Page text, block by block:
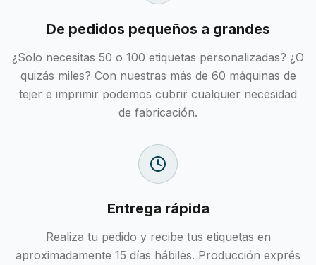
De pedidos pequeños a grandes
¿Solo necesitas 50 o 100 etiquetas personalizadas? ¿O
quizás miles? Con nuestras más de 60 máquinas de
tejer e imprimir podemos cubrir cualquier necesidad
de fabricación.
Entrega rápida
Realiza tu pedido y recibe tus etiquetas en
aproximadamente 15 días hábiles. Producción exprés